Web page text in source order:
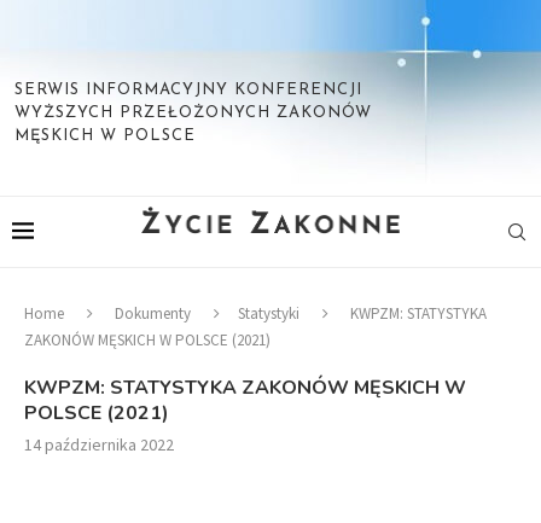
SERWIS INFORMACYJNY KONFERENCJI
WYŻSZYCH PRZEŁOŻONYCH ZAKONÓW
MĘSKICH W POLSCE
Home Dokumenty Statystyki
KWPZM: STATYSTYKA
ZAKONÓW MĘSKICH W POLSCE (2021)
KWPZM: STATYSTYKA ZAKONÓW MĘSKICH W
POLSCE (2021)
14 października 2022